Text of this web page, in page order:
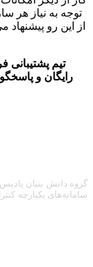
توجه به نیاز هر
از این رو
تیم پشتیبانی
رایگان و
سامانه‌های یکپارچه